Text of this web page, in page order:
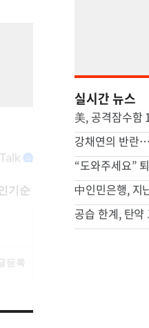
실시간 뉴스